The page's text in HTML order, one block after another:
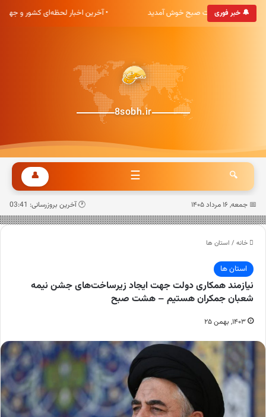
🔔 خبر فوری
• به پایگاه خبری هشت صبح خوش آمدید • آخرین اخبار لحظه‌ای کشور و
8sobh.ir
🔍
☰
👤
📅 جمعه, ۱۶ مرداد ۱۴۰۵ 🕐 آخرین بروزرسانی: 03:41
خانه / استان ها
استان ها
نیازمند همکاری دولت جهت ایجاد زیرساخت‌های جشن نیمه
شعبان جمکران هستیم – هشت صبح
۱۴۰۳, بهمن ۲۵